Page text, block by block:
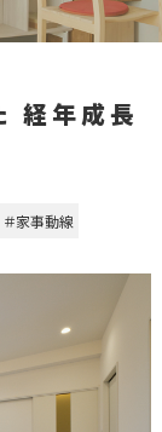
経年成長
＃家事動線